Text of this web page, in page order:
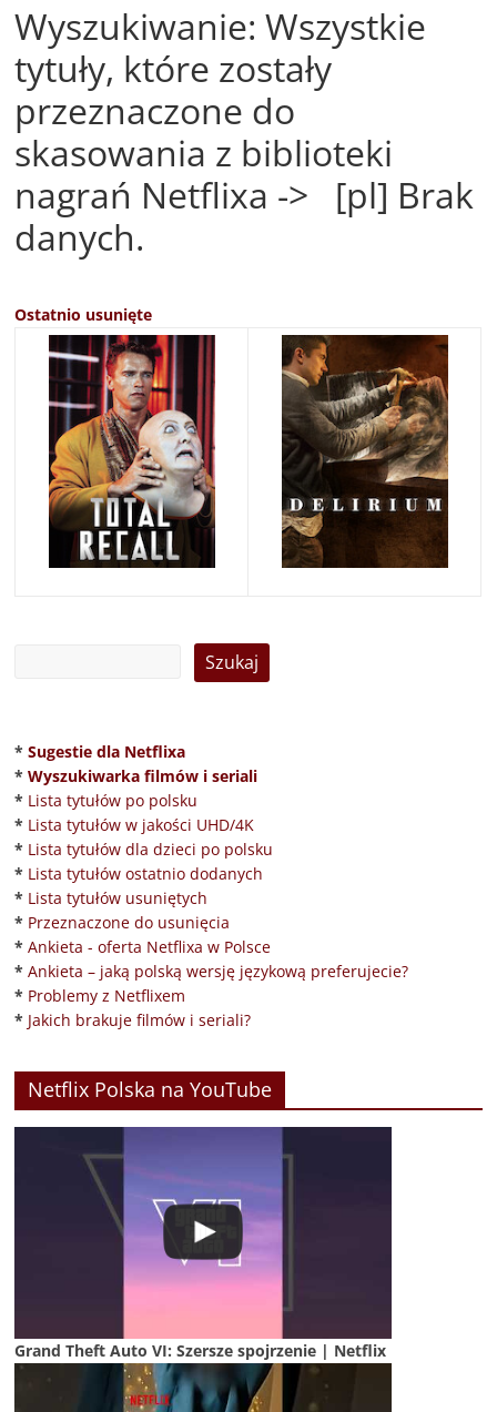
Wyszukiwanie: Wszystkie
tytuły, które zostały
przeznaczone do
skasowania z biblioteki
nagrań Netflixa -> [pl] Brak
danych.
Ostatnio usunięte
* Sugestie dla Netflixa
* Wyszukiwarka filmów i seriali
* Lista tytułów po polsku
* Lista tytułów w jakości UHD/4K
* Lista tytułów dla dzieci po polsku
* Lista tytułów ostatnio dodanych
* Lista tytułów usuniętych
* Przeznaczone do usunięcia
* Ankieta - oferta Netflixa w Polsce
* Ankieta – jaką polską wersję językową preferujecie?
* Problemy z Netflixem
* Jakich brakuje filmów i seriali?
Netflix Polska na YouTube
Grand Theft Auto VI: Szersze spojrzenie | Netflix